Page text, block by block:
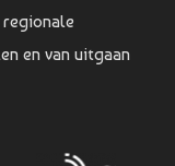
en van uitgaan